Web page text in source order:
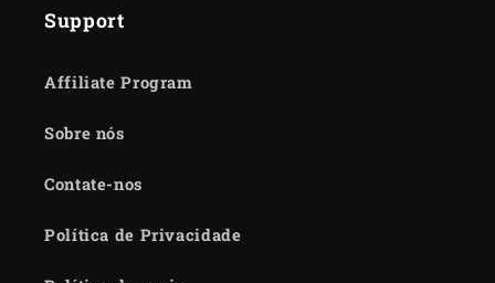
Support
Affiliate Program
Sobre nós
Contate-nos
Política de Privacidade